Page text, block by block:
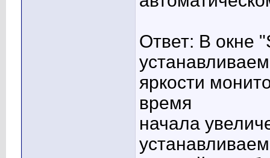
Ответ: В окне
яркости
время
начала